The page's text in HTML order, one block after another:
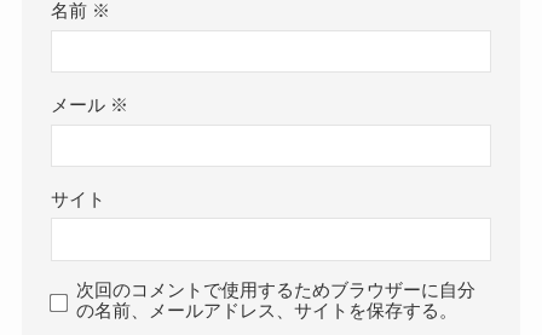
名前 ※
メール ※
サイト
次回のコメントで使用するためブラウザーに自分
の名前、メールアドレス、サイトを保存する。